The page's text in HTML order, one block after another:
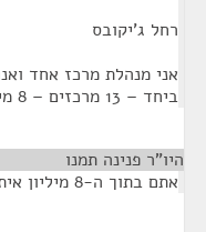
רחל ג'יקובס
אני מנהלת מרכז אחד
ביחד – 13 מרכזים – 8 מיליון, וגם הם בסיכון.
היו"ר פנינה תמנו
אתם בתוך ה-8 מיליון איתם?